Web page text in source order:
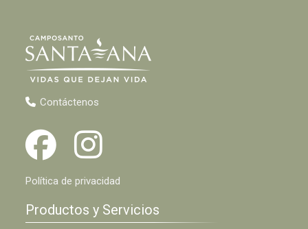
Contáctenos
Política de privacidad
Productos y Servicios